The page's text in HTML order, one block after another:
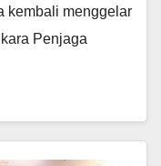
kembali menggelar
Penjaga